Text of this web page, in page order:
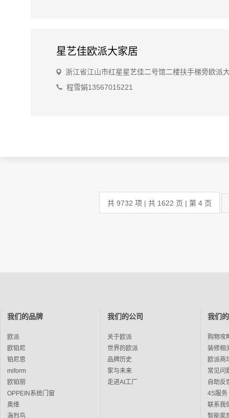
星艺佳欧派大家居
浙江省江山市红星星艺佳二号馆二楼扶手梯旁欧派
程雪娟13567015221
共 9732 项 | 共 1622 页 | 第 4 页
我们的品牌
欧派
欧铂尼
铂尼思
miform
欧铂丽
OPPEIN系统门窗
奥维
海烈鸟
我们的公司
关于欧派
世界的欧派
品牌历史
家与未来
走进AI工厂
我们
购物攻
装修相
欧派商
常见问
自助反
4S服务
联系我
智能家